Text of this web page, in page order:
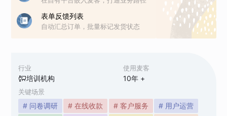
行业
培训机构
使用麦客
10年 +
关键场景
# 问卷调研 # 在线收款 # 客户服务
# 用户运营
表单反馈列表
自动汇总订单，批量标记发货状态